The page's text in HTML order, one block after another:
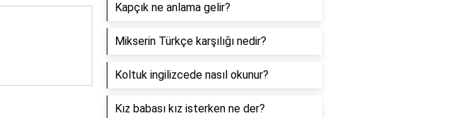
Kapçık ne anlama gelir?
Mikserin Türkçe karşılığı nedir?
Koltuk ingilizcede nasıl okunur?
Kız babası kız isterken ne der?